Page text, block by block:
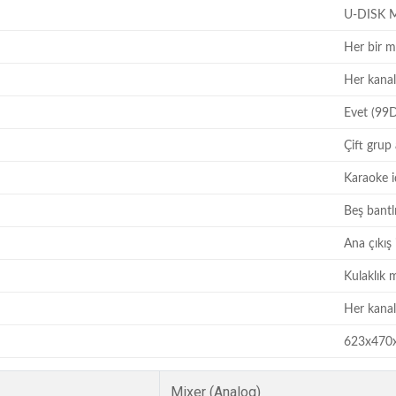
U-DISK
Her bir
Her
Evet
Çift grup
Karaoke
Beş
Ana
Kulaklık
Her
Mixer (Analog)